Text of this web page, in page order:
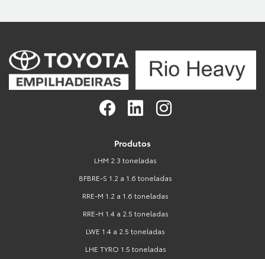
Produtos
LHM 2.3 toneladas
8FBRE-S 1.2 a 1.6 toneladas
RRE-M 1.2 a 1.6 toneladas
RRE-H 1.4 a 2.5 toneladas
LWE 1.4 a 2.5 toneladas
LHE TYRO 1.5 toneladas